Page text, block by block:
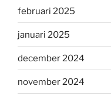
februari 2025
januari 2025
december 2024
november 2024